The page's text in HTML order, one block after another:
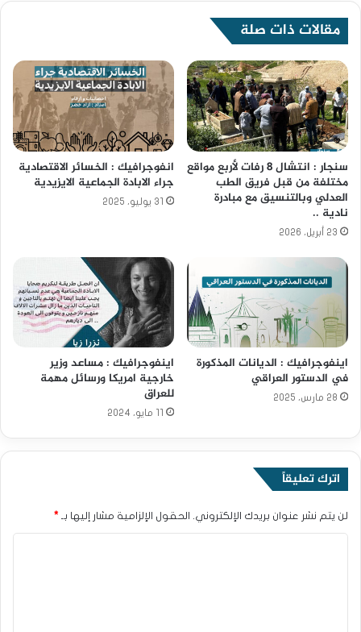
مقالات ذات صلة
سنجار : انتشال ٨ رفات لأربع مواقع
مختلفة من قبل فريق الطب
العدلي وبالتنسيق مع مبادرة
نادية ..
23 أبريل، 2026
انفوجرافيك : الخسائر الاقتصادية
جراء الابادة الجماعية الايزيدية
31 يوليو، 2025
اينفوجرافيك : الديانات المذكورة
في الدستور العراقي
28 مارس، 2025
اينفوجرافيك : مساعد وزير
خارجية امريكا ورسائل مهمة
للعراق
اترك تعليقاً
لن يتم نشر عنوان بريدك الإلكتروني. الحقول الإلزامية مشار إليها بـ *